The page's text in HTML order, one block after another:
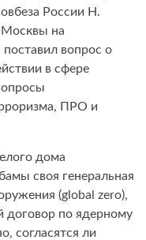
России Н.
на
вопрос о
в сфере
ПРО и
дома
своя генеральная
(global zero),
договор по ядерному
согласятся ли